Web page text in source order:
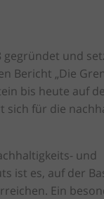
und
Bericht „Die
bis heute auf
sich für die
und
ist es, auf der
Ein